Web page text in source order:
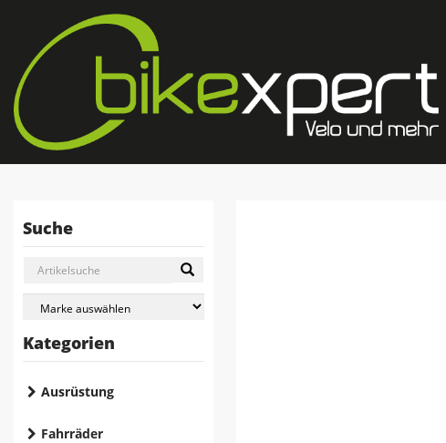
Suche
Kategorien
Ausrüstung
Fahrräder